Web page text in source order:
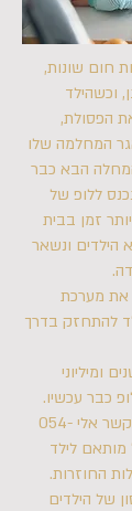
חום שונות,
וכשהילד
הפסולת,
המחלמה שלו
הבא כבר
ללופ של
זמן בבית
הילדים ונשאר
את מערכת
להתחזק בדרך
ומיליוני
כבר עכשיו.
אלי 054-
מותאם לילד
החוזרות.
של הילדים